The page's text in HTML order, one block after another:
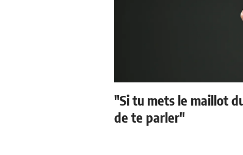
"Si tu mets le maillot
de te parler"